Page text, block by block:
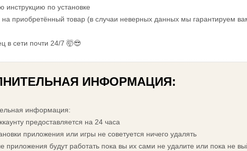
инструкцию по установке
на приобретённый товар (в случаи неверных данных мы гарантируем
в сети почти 24/7 🤯😎
ИНФОРМАЦИЯ:
информация:
предоставляется на 24 часа
приложения или игры не советуется ничего удалять
приложения будут работать пока вы их сами не удалите или пока не